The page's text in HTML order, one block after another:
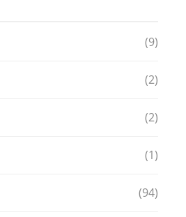
(9)
(2)
(2)
(1)
(94)